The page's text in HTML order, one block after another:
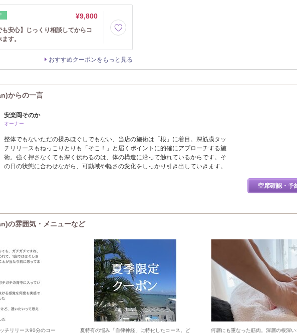
¥9,800
も安心】じっくり相談してからコ
す。
おすすめクーポンをもっと見る
からの一言
安楽岡そのか
オーナー
整体でもないただの揉みほぐしでもない、当店の施術は「根」に着目。深筋膜タッ
チリリースもねっこりとりも「そこ！」と届くポイントに的確にアプローチする施
術。強く押さなくても深く伝わるのは、体の構造に沿って触れているからです。そ
の日の状態に合わせながら、可動域や軽さの変化をしっかり引き出していきます。
空席確認・予
の雰囲気・メニューなど
チリリース90分のコー
夏特有の悩み「自律神経」に特化したコース。ど
何層にも重なった筋肉。深層の根深